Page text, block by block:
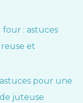
: astuces
et
pour une
juteuse